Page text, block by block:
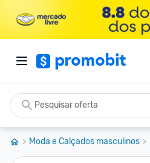
Moda e Calçados masculinos